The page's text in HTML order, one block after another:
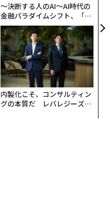
〜決断する人のAI〜AI時代の
金融パラダイムシフト、「超
個別化」の核心 【MUFG×ウ
ェルスナビ×PwC】
内製化こそ、コンサルティン
グの本質だ レバレジーズが